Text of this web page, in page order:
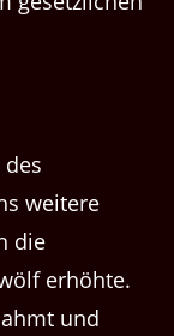
weitere
die
erhöhte.
und